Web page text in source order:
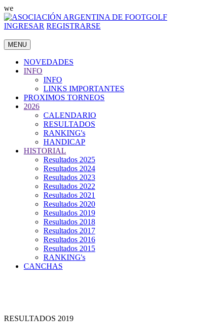
we
INGRESAR REGISTRARSE
MENU
NOVEDADES
INFO
INFO
LINKS IMPORTANTES
PROXIMOS TORNEOS
2026
CALENDARIO
RESULTADOS
RANKING's
HANDICAP
HISTORIAL
Resultados 2025
Resultados 2024
Resultados 2023
Resultados 2022
Resultados 2021
Resultados 2020
Resultados 2019
Resultados 2018
Resultados 2017
Resultados 2016
Resultados 2015
RANKING's
CANCHAS
RESULTADOS 2019